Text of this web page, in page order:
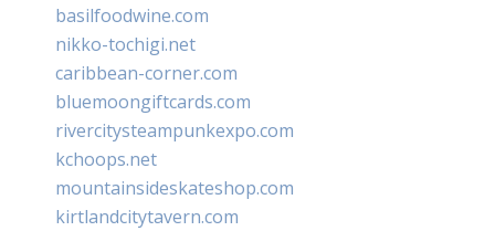
basilfoodwine.com
nikko-tochigi.net
caribbean-corner.com
bluemoongiftcards.com
rivercitysteampunkexpo.com
kchoops.net
mountainsideskateshop.com
kirtlandcitytavern.com